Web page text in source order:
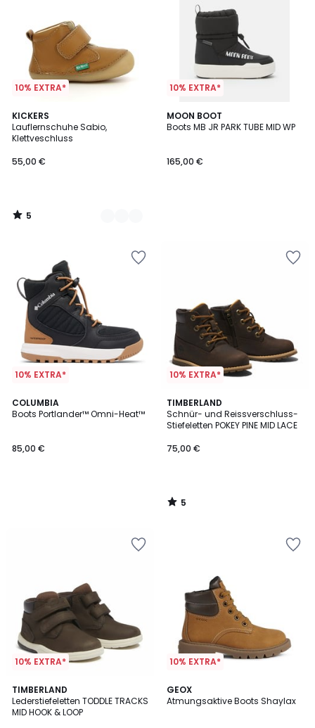
10% EXTRA*
KICKERS
Lauflernschuhe Sabio,
Klettveschluss
55,00 €
5
/
5
2
Farben
5
/
10% EXTRA*
MOON BOOT
Boots MB JR PARK TUBE MID WP
165,00 €
10% EXTRA*
COLUMBIA
Boots Portlander™ Omni-Heat™
85,00 €
10% EXTRA*
TIMBERLAND
Schnür- und Reissverschluss-
Stiefeletten POKEY PINE MID LACE
75,00 €
5
/
5
5
/
10% EXTRA*
TIMBERLAND
Lederstiefeletten TODDLE TRACKS
MID HOOK & LOOP
4,7
/ 5
10% EXTRA*
GEOX
Atmungsaktive Boots Shaylax
5
/